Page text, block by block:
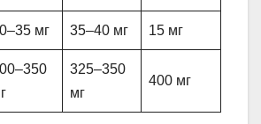
мг 35–40 мг 15 мг
325–350
мг
400 мг